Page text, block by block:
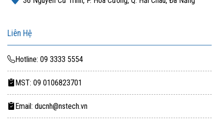
Liên Hệ
Hotline: 09 3333 5554
MST: 09 0106823701
Email: ducnh@nstech.vn